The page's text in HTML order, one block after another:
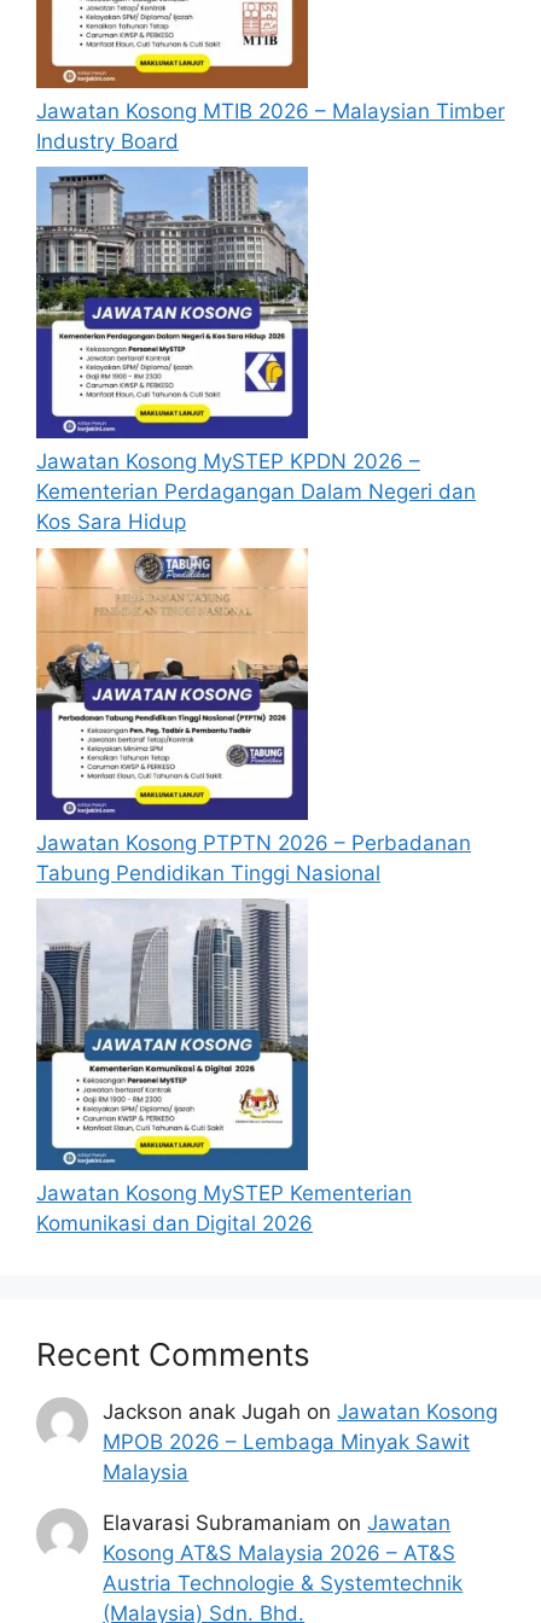
Senarai Jawatan KWSP
Penafian: Pihak kami bukan dari mana-
mana agensi Kerajaan terlibat. Maklumat
yang terdapat dalam portal
adalah sahih dan diolah dari sumber rasmi
kerajaan dan sumber yang dipercayai
untuk memudahkan proses permohonan.
Jawatan Kosong MTIB 2026 – Malaysian Timber
Industry Board
Jawatan Kosong MySTEP KPDN 2026 –
Kementerian Perdagangan Dalam Negeri dan
Kos Sara Hidup
Jawatan Kosong PTPTN 2026 – Perbadanan
Tabung Pendidikan Tinggi Nasional
Jawatan Kosong MySTEP Kementerian
Komunikasi dan Digital 2026
Recent Comments
Jackson anak Jugah onJawatan Kosong
MPOB 2026 – Lembaga Minyak Sawit
Malaysia
Elavarasi Subramaniam onJawatan
Kosong AT&S Malaysia 2026 – AT&S
Austria Technologie & Systemtechnik
(Malaysia) Sdn. Bhd.